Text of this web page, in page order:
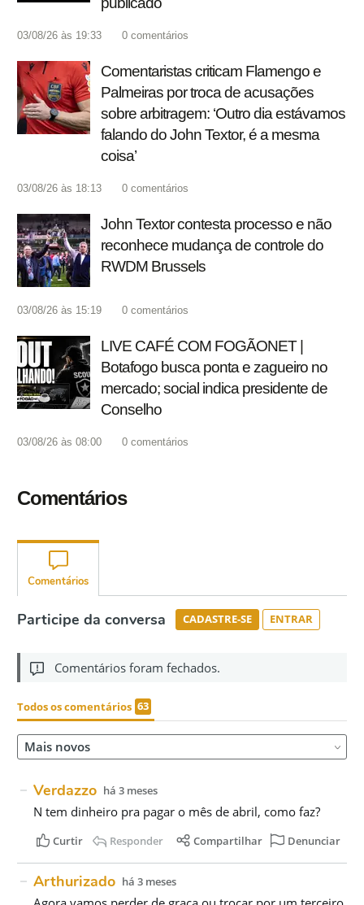
03/08/26 às 19:33 0 comentários
Comentaristas criticam Flamengo e
Palmeiras por troca de acusações
sobre arbitragem: ‘Outro dia estávamos
falando do John Textor, é a mesma
coisa’
03/08/26 às 18:13 0 comentários
John Textor contesta processo e não
reconhece mudança de controle do
RWDM Brussels
03/08/26 às 15:19 0 comentários
LIVE CAFÉ COM FOGÃONET |
Botafogo busca ponta e zagueiro no
mercado; social indica presidente de
Conselho
03/08/26 às 08:00 0 comentários
Comentários